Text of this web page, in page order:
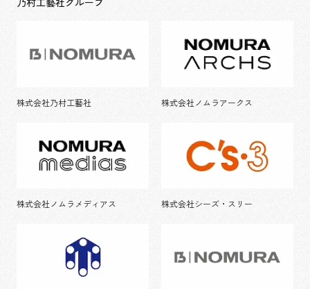
株式会社乃村工藝社 株式会社ノムラアークス
株式会社ノムラメディアス 株式会社シーズ・スリー